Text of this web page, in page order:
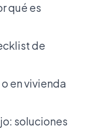
qué es
de
en vivienda
soluciones